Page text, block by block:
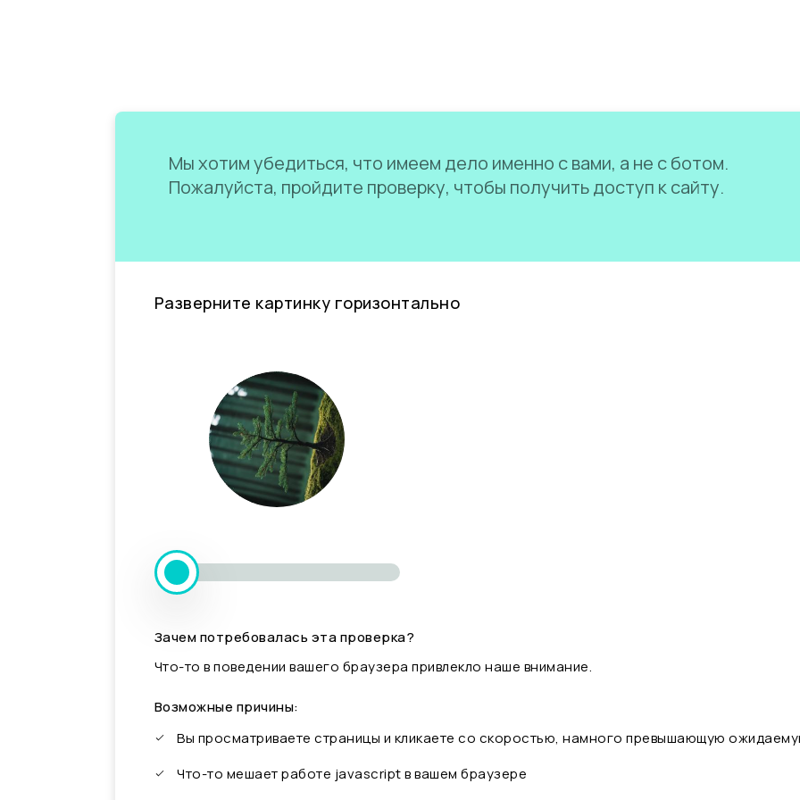
Мы хотим убедиться, что имеем дело именно с вами, а не с ботом.
Пожалуйста, пройдите проверку, чтобы получить доступ к сайту.
Разверните картинку горизонтально
Зачем потребовалась эта проверка?
Что-то в поведении вашего браузера привлекло наше внимание.
Возможные причины:
Вы просматриваете страницы и кликаете со скоростью, намного превышающую
Что-то мешает работе javascript в вашем браузере